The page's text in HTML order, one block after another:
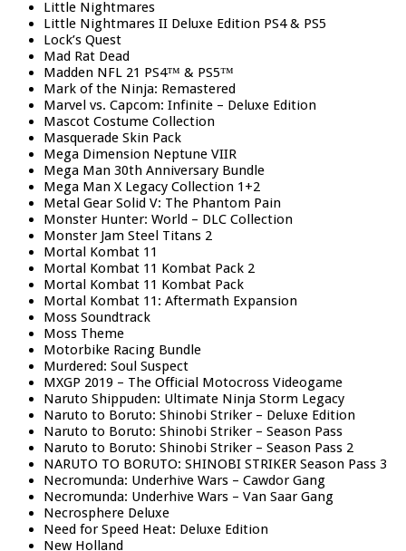
Little Nightmares
Little Nightmares II Deluxe Edition PS4 & PS5
Lock’s Quest
Mad Rat Dead
Madden NFL 21 PS4™ & PS5™
Mark of the Ninja: Remastered
Marvel vs. Capcom: Infinite – Deluxe Edition
Mascot Costume Collection
Masquerade Skin Pack
Mega Dimension Neptune VIIR
Mega Man 30th Anniversary Bundle
Mega Man X Legacy Collection 1+2
Metal Gear Solid V: The Phantom Pain
Monster Hunter: World – DLC Collection
Monster Jam Steel Titans 2
Mortal Kombat 11
Mortal Kombat 11 Kombat Pack 2
Mortal Kombat 11 Kombat Pack
Mortal Kombat 11: Aftermath Expansion
Moss Soundtrack
Moss Theme
Motorbike Racing Bundle
Murdered: Soul Suspect
MXGP 2019 – The Official Motocross Videogame
Naruto Shippuden: Ultimate Ninja Storm Legacy
Naruto to Boruto: Shinobi Striker – Deluxe Edition
Naruto to Boruto: Shinobi Striker – Season Pass
Naruto to Boruto: Shinobi Striker – Season Pass 2
NARUTO TO BORUTO: SHINOBI STRIKER Season Pass 3
Necromunda: Underhive Wars – Cawdor Gang
Necromunda: Underhive Wars – Van Saar Gang
Necrosphere Deluxe
Need for Speed Heat: Deluxe Edition
New Holland